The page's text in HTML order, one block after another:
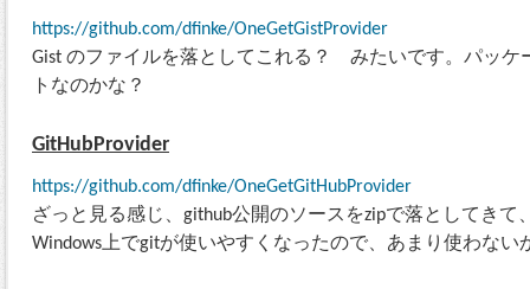
https://github.com/dfinke/OneGetGistProvider
Gist のファイルを落としてこれる？ みたいです。パッケ
トなのかな？
GitHubProvider
https://github.com/dfinke/OneGetGitHubProvider
ざっと見る感じ、github公開のソースをzipで落としてきて
Windows上でgitが使いやすくなったので、あまり使わない